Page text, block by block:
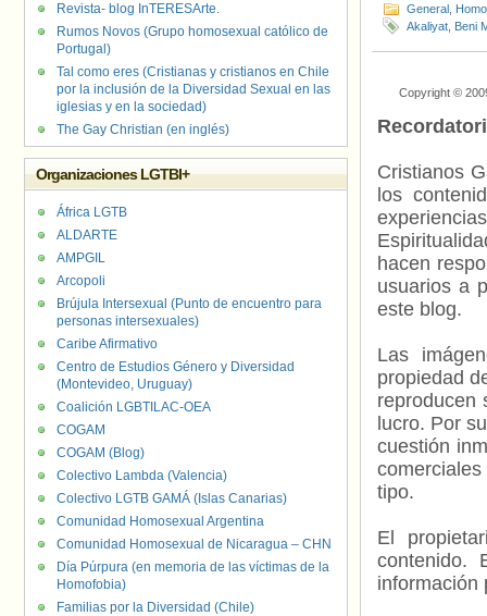
General
Akaliyat Beni
Copyright ©
Cristianos
los
hacen
usuarios a
este blog.
Las
propiedad
reproducen
lucro. Por
cuestión
tipo.
El
contenido.
información
Revista- blog InTERESArte.
Rumos Novos (Grupo homosexual católico de
Portugal)
Tal como eres (Cristianas y cristianos en Chile
por la inclusión de la Diversidad Sexual en las
iglesias y en la sociedad)
The Gay Christian (en inglés)
Organizaciones LGTBI+
África LGTB
ALDARTE
AMPGIL
Arcopoli
Brújula Intersexual (Punto de encuentro para
personas intersexuales)
Caribe Afirmativo
Centro de Estudios Género y Diversidad
(Montevideo, Uruguay)
Coalición LGBTILAC-OEA
COGAM
COGAM (Blog)
Colectivo Lambda (Valencia)
Colectivo LGTB GAMÁ (Islas Canarias)
Comunidad Homosexual Argentina
Comunidad Homosexual de Nicaragua – CHN
Día Púrpura (en memoria de las víctimas de la
Homofobia)
Familias por la Diversidad (Chile)